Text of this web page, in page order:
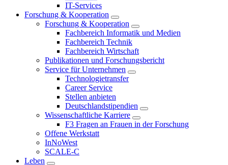
IT-Services
Forschung & Kooperation
Forschung & Kooperation
Fachbereich Informatik und Medien
Fachbereich Technik
Fachbereich Wirtschaft
Publikationen und Forschungsbericht
Service für Unternehmen
Technologietransfer
Career Service
Stellen anbieten
Deutschlandstipendien
Wissenschaftliche Karriere
F3 Fragen an Frauen in der Forschung
Offene Werkstatt
InNoWest
SCALE-C
Leben